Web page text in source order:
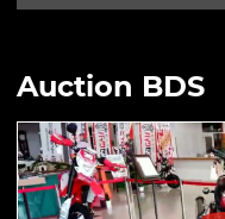
Auction BDS